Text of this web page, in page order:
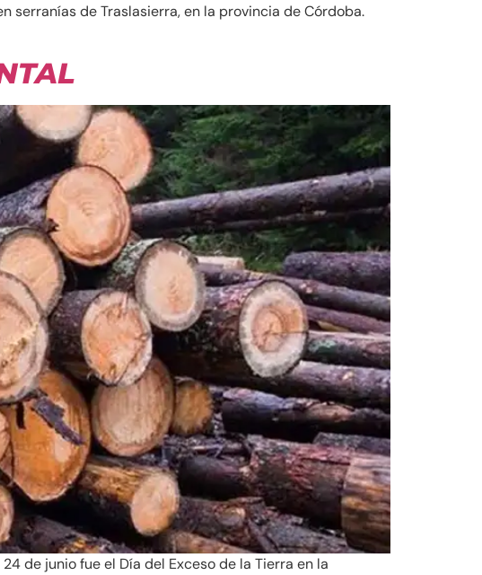
serranías de Traslasierra, en la provincia de Córdoba.
de junio fue el Día del Exceso de la Tierra en la